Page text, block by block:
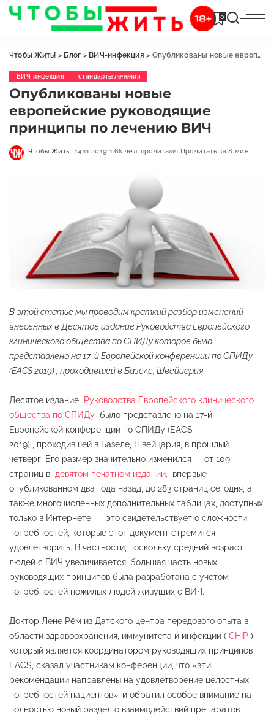
0
Чтобы Жить! > Блог > ВИЧ-инфекция > Опубликованы новые европейские руководящие принципы по лечению ВИЧ
ВИЧ-инфекция стандарты лечения
Опубликованы новые
европейские руководящие
принципы по лечению ВИЧ
Чтобы Жить! 14.11.2019 1.6k чел. прочитали Прочитать за 8 мин
В этой статье мы проводим краткий разбор изменений
внесенных в Десятое издание Руководства Европейского
клинического общества по СПИДу которое было
представлено на 17-й Европейской конференции по СПИДу
(EACS 2019) , проходившей в Базеле, Швейцария.
Десятое издание Руководства Европейского клинического
общества по СПИДу было представлено на 17-й
Европейской конференции по СПИДу (EACS
2019) , проходившей в Базеле, Швейцария, в прошлый
четверг. Его размер значительно изменился — от 109
страниц в девятом печатном издании, впервые
опубликованном два года назад, до 283 страниц сегодня, а
также многочисленных дополнительных таблицах, доступных
только в Интернете, — это свидетельствует о сложности
потребностей, которые этот документ стремится
удовлетворить. В частности, поскольку средний возраст
людей с ВИЧ увеличивается, большая часть новых
руководящих принципов была разработана с учетом
потребностей пожилых людей живущих с ВИЧ.
Доктор Лене Рём из Датского центра передового опыта в
области здравоохранения, иммунитета и инфекций ( CHIP ),
который является координатором руководящих принципов
EACS, сказал участникам конференции, что «эти
рекомендации направлены на удовлетворение целостных
потребностей пациентов», и обратил особое внимание на
полностью новый раздел о взаимодействий препаратов